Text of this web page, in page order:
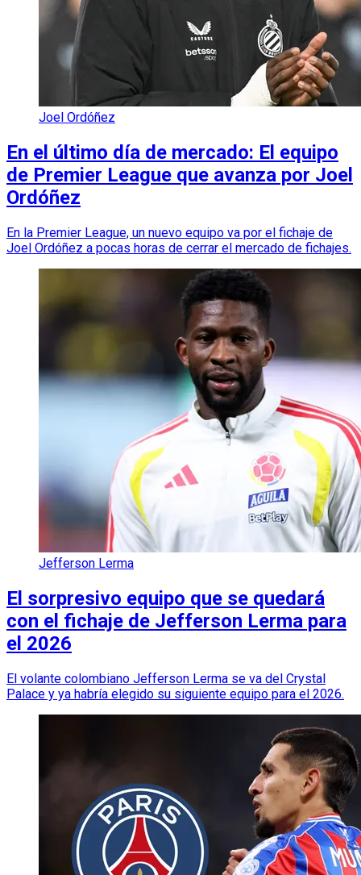
Joel Ordóñez
En el último día de mercado: El equipo
de Premier League que avanza por Joel
Ordóñez
En la Premier League, un nuevo equipo va por el fichaje de
Joel Ordóñez a pocas horas de cerrar el mercado de fichajes.
Jefferson Lerma
El sorpresivo equipo que se quedará
con el fichaje de Jefferson Lerma para
el 2026
El volante colombiano Jefferson Lerma se va del Crystal
Palace y ya habría elegido su siguiente equipo para el 2026.